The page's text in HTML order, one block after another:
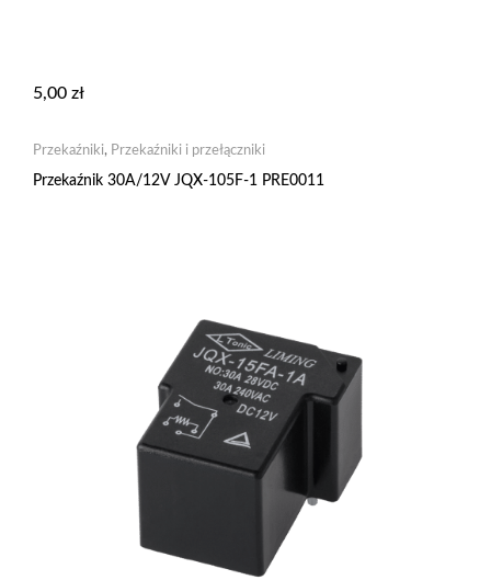
5,00 zł
Przekaźniki, Przekaźniki i przełączniki
Przekaźnik 30A/12V JQX-105F-1 PRE0011